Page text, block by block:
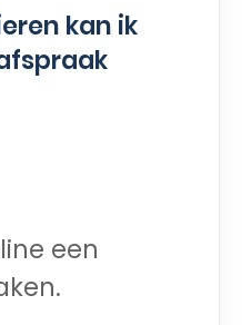
kan ik
een